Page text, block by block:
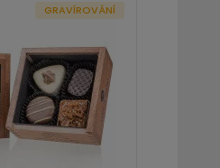
GRAVÍROVÁNÍ